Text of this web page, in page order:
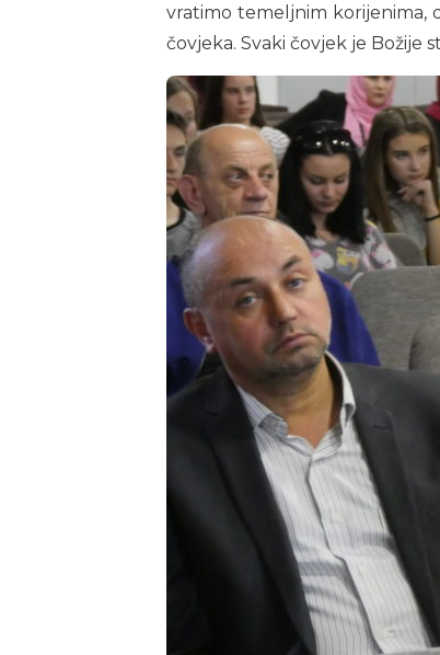
vratimo temeljnim korijenima,
čovjeka. Svaki čovjek je Božije